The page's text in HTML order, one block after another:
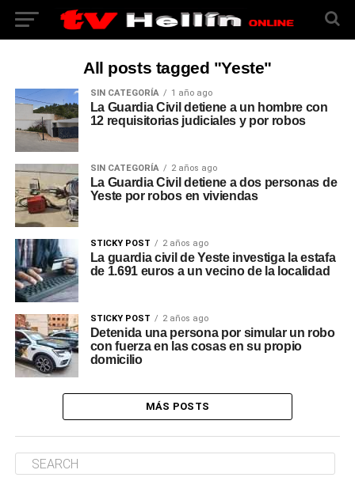
All posts tagged "Yeste"
SIN CATEGORÍA 1 año ago
La Guardia Civil detiene a un hombre con
12 requisitorias judiciales y por robos
SIN CATEGORÍA 2 años ago
La Guardia Civil detiene a dos personas de
Yeste por robos en viviendas
STICKY POST 2 años ago
La guardia civil de Yeste investiga la estafa
de 1.691 euros a un vecino de la localidad
STICKY POST 2 años ago
Detenida una persona por simular un robo
con fuerza en las cosas en su propio
domicilio
MÁS POSTS